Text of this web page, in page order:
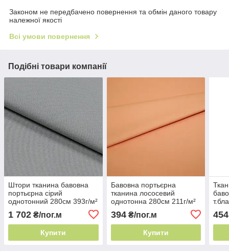
Законом не передбачено повернення та обмін даного товару
належної якості
Всі умови повернення
Подібні товари компанії
Штори тканина бавовна
портьєрна сірий
однотонний 280см 393г/м²
догляді
1 702 ₴/пог.м
Купити
Бавовна портьєрна
тканина лососевий
однотонна 280см 211г/м²
догляді
394₴/пог.м
Купити
454